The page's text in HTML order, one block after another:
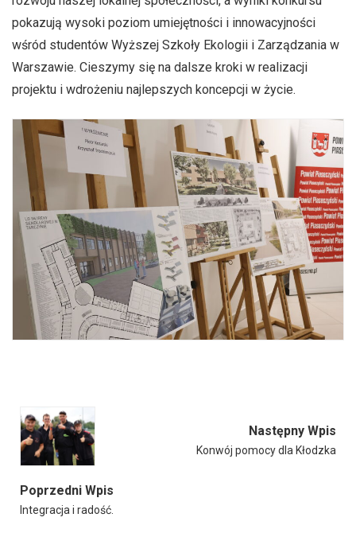
pokazują wysoki poziom umiejętności i innowacyjności
wśród studentów Wyższej Szkoły Ekologii i Zarządzania w
Warszawie. Cieszymy się na dalsze kroki w realizacji
projektu i wdrożeniu najlepszych koncepcji w życie.
Poprzedni Wpis
Integracja i radość.
Następny Wpis
Konwój pomocy dla Kłodzka